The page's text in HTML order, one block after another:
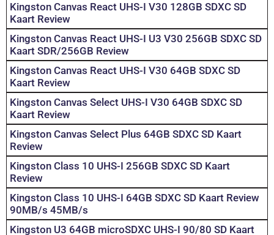
Kingston Canvas React UHS-I V30 128GB SDXC SD
Kaart Review
Kingston Canvas React UHS-I U3 V30 256GB SDXC SD
Kaart SDR/256GB Review
Kingston Canvas React UHS-I V30 64GB SDXC SD
Kaart Review
Kingston Canvas Select UHS-I V30 64GB SDXC SD
Kaart Review
Kingston Canvas Select Plus 64GB SDXC SD Kaart
Review
Kingston Class 10 UHS-I 256GB SDXC SD Kaart
Review
Kingston Class 10 UHS-I 64GB SDXC SD Kaart Review
90MB/s 45MB/s
Kingston U3 64GB microSDXC UHS-I 90/80 SD Kaart